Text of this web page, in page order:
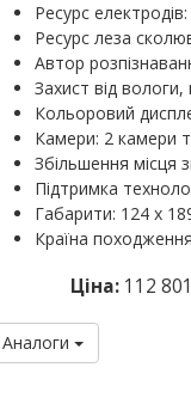
Ресурс
Ресурс леза
Автор
Захист від вологи,
Кольоровий
Камери: 2 камери
Збільшення місця
Підтримка
Габарити: 124 х
Країна
Ціна: 112
Аналоги